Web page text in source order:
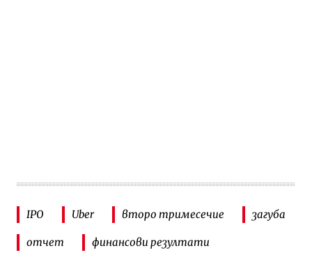
IPO Uber второ тримесечие загуба
отчет финансови резултати